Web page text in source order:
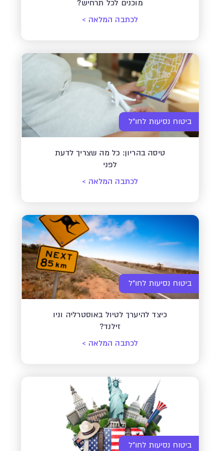
מוכנים לכל תרחיש?
לכתבה המלאה >
ביטוח נסיעות לחו"ל
טיסה בהריון: כל מה שצריך לדעת
לפני
לכתבה המלאה >
ביטוח נסיעות לחו"ל
כיצד להיערך לטיול באוסטרליה וניו
זילנד?
לכתבה המלאה >
ביטוח נסיעות לחו"ל